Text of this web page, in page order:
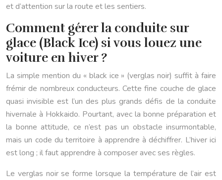
et d’attention sur la route et les sentiers.
Comment gérer la conduite sur
glace (Black Ice) si vous louez une
voiture en hiver ?
La simple mention du « black ice » (verglas noir) suffit à faire
frémir de nombreux conducteurs. Cette fine couche de glace
quasi invisible est l’un des plus grands défis de la conduite
hivernale à Hokkaido. Pourtant, avec la bonne préparation et
la bonne attitude, ce n’est pas un obstacle insurmontable,
mais un code du territoire à apprendre à déchiffrer. L’hiver ici
est long ; il faut apprendre à composer avec ses règles.
Le verglas noir se forme lorsque la température de l’air est